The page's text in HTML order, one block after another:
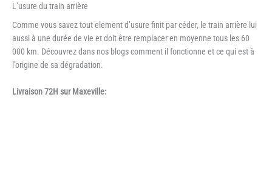
L’usure du train arrière
Comme vous savez tout element d’usure finit par céder, le train arrière lui
aussi à une durée de vie et doit être remplacer en moyenne tous les 60
000 km. Découvrez dans nos blogs comment il fonctionne et ce qui est à
l’origine de sa dégradation.
Livraison 72H sur Maxeville: